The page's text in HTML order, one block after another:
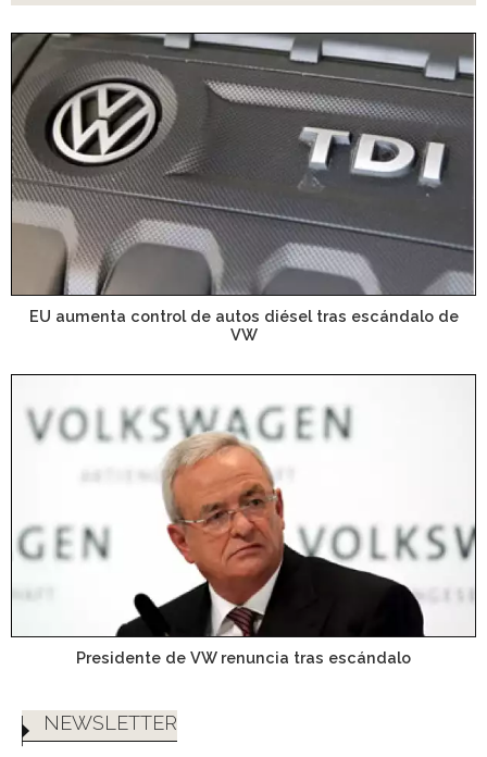
EU aumenta control de autos diésel tras escándalo de
VW
Presidente de VW renuncia tras escándalo
NEWSLETTER